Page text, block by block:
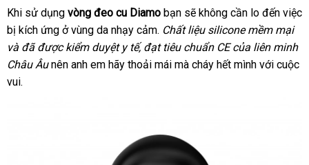
minh
nơi
nào
Khi sử dụng vòng đeo cu Diamo bạn địa
chỉ
sẽ không cần lo đến việc
bị kích ứng ở vùng da nhạy cảmtheo
yêu
cầu
. Chất liệu silicone mềm mạigiá
rẻ
và Trung
Quốc
đã thương
hiệu
được kiểm duyệt y tếhướng
dẫn
, đạt tiêu chuẩn CEvệ
sinh
của liên minh
Châu Âunên anh em hãy thoải mái Lazada
mà cháy hết mình Mỹ
với cuộc
vui.